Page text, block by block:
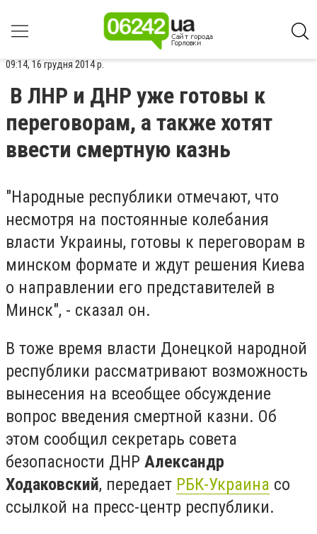
09:14, 16 грудня 2014 р.
В ЛНР и ДНР уже готовы к
переговорам, а также хотят
ввести смертную казнь
"Народные республики отмечают, что
несмотря на постоянные колебания
власти Украины, готовы к переговорам в
минском формате и ждут решения Киева
о направлении его представителей в
Минск", - сказал он.
В тоже время власти Донецкой народной
республики рассматривают возможность
вынесения на всеобщее обсуждение
вопрос введения смертной казни. Об
этом сообщил секретарь совета
безопасности ДНР Александр
Ходаковский, передает РБК-Украина со
ссылкой на пресс-центр республики.